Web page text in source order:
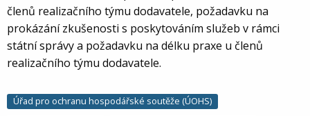
členů realizačního týmu dodavatele, požadavku na
prokázání zkušenosti s poskytováním služeb v rámci
státní správy a požadavku na délku praxe u členů
realizačního týmu dodavatele.
Úřad pro ochranu hospodářské soutěže (ÚOHS)